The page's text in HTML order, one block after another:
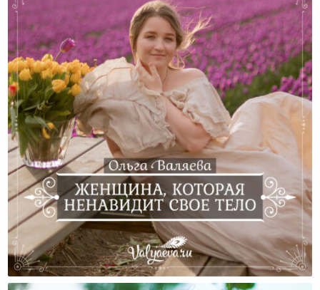
Женщина, Которая Ненавидит Свое Тело